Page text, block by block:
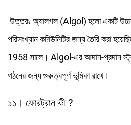
উত্তরঃ অ্যালগল (Algol) হলো একটি
পরিসংখ্যান কমিউনিটির জন্য তৈরি করা
1958 সালে। Algol-এর আদান-প্রদান
গঠনের জন্য গুরুত্বপূর্ণ ভূমিকা রাখে।
১১। ফোরট্রান কী ?